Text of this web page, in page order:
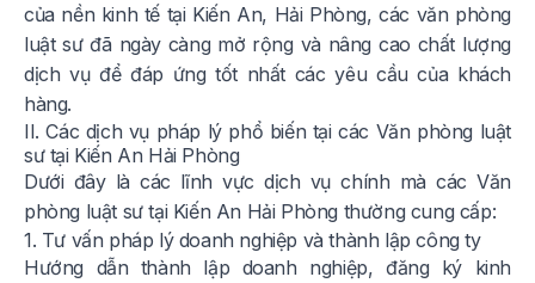
của nền kinh tế tại Kiến An, Hải Phòng, các văn phòng
luật sư đã ngày càng mở rộng và nâng cao chất lượng
dịch vụ để đáp ứng tốt nhất các yêu cầu của khách
hàng.
II. Các dịch vụ pháp lý phổ biến tại các Văn phòng luật
sư tại Kiến An Hải Phòng
Dưới đây là các lĩnh vực dịch vụ chính mà các Văn
phòng luật sư tại Kiến An Hải Phòng thường cung cấp:
1. Tư vấn pháp lý doanh nghiệp và thành lập công ty
Hướng dẫn thành lập doanh nghiệp, đăng ký kinh